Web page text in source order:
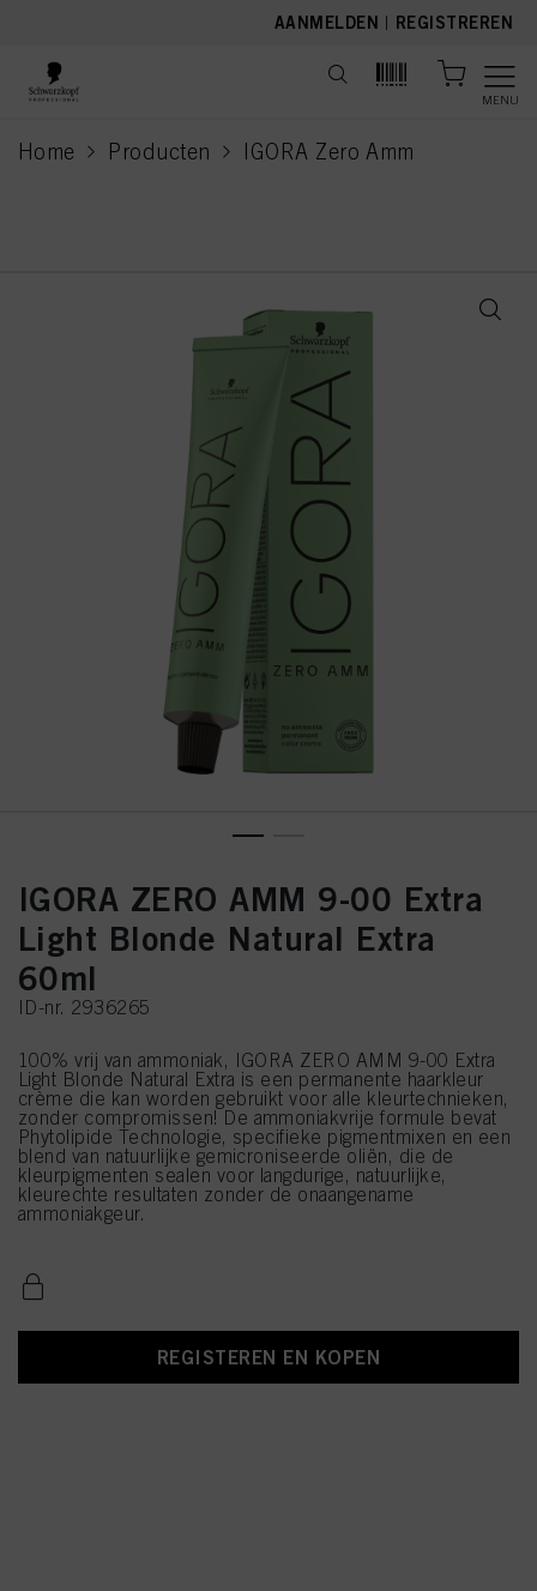
AANMELDEN | REGISTREREN
MENU
Home Producten IGORA Zero Amm
current page
IGORA ZERO AMM 9-00 Extra
Light Blonde Natural Extra
60ml
ID-nr. 2936265
100% vrij van ammoniak, IGORA ZERO AMM 9-00 Extra
Light Blonde Natural Extra is een permanente haarkleur
crème die kan worden gebruikt voor alle kleurtechnieken,
zonder compromissen! De ammoniakvrije formule bevat
Phytolipide Technologie, specifieke pigmentmixen en een
blend van natuurlijke gemicroniseerde oliën, die de
kleurpigmenten sealen voor langdurige, natuurlijke,
kleurechte resultaten zonder de onaangename
ammoniakgeur.
REGISTEREN EN KOPEN